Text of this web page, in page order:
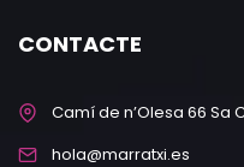
CONTACTE
Camí de n’Olesa 66 Sa
hola@marratxi.es